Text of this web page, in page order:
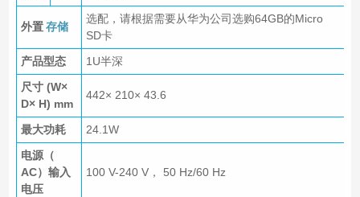
外置 存储
选配，请根据需要从华为公司选购64GB的Micro
SD卡
产品型态
1U半深
尺寸 (W×
D× H) mm
442× 210× 43.6
最大功耗
24.1W
电源（
AC）输入
电压
100 V-240 V， 50 Hz/60 Hz